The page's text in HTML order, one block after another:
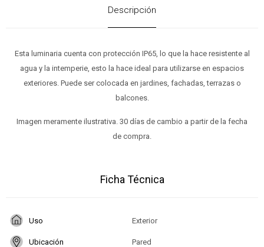
Descripción
Esta luminaria cuenta con protección IP65, lo que la hace resistente al
agua y la intemperie, esto la hace ideal para utilizarse en espacios
exteriores. Puede ser colocada en jardines, fachadas, terrazas o
balcones.
Imagen meramente ilustrativa. 30 días de cambio a partir de la fecha
de compra.
Ficha Técnica
Uso Exterior
Ubicación Pared